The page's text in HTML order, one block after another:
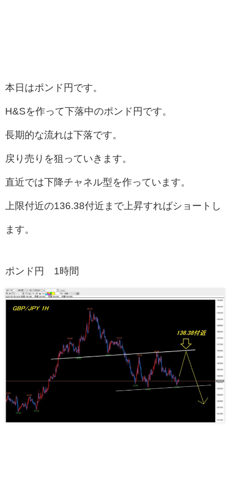
本日はポンド円です。
H&Sを作って下落中のポンド円です。
長期的な流れは下落です。
戻り売りを狙っていきます。
直近では下降チャネル型を作っています。
上限付近の136.38付近まで上昇すればショートし
ます。
ポンド 円 1時間